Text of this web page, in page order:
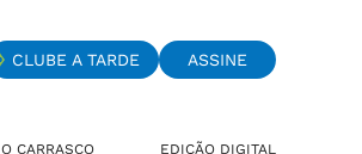
CLUBE A TARDE ASSINE
O CARRASCO EDIÇÃO DIGITAL